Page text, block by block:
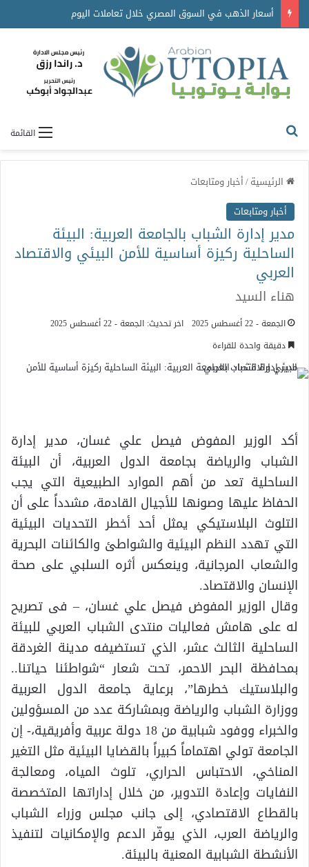
أسعار الذهب في السوق المصري خلال تعاملات اليوم
القائمة
الرئيسية/أخبار ومتابعات
أخبار ومتابعات
مدير إدارة الشباب بالجامعة العربية: البيئة
الساحلية ركيزة أساسية للأمن البيئي والاقتصاد
العربي
هناء السيد
الجمعة - 22 أغسطس 2025
اخر تحديث: الجمعة - 22 أغسطس 2025
دقيقة واحدة للقراءة
أكد الوزير المفوض فيصل علي غسان، مدير إدارة
الشباب والرياضة بجامعة الدول العربية، أن البيئة
الساحلية تعد من أهم الموارد الطبيعية التي يجب
الحفاظ عليها وصونها للأجيال القادمة، مشدداً على أن
التلوث البلاستيكي يمثل أحد أخطر التحديات البيئية
التي تهدد النظم البيئية والشواطئ والكائنات البحرية
والشعاب المرجانية، وينعكس أثره السلبي على صحة
الإنسان والاقتصاد.
وقال الوزير المفوض فيصل علي غسان، – فى تصريح
له على هامش فعاليات منتدى الشباب العربي للبيئة
الساحلية الثالث عشر، الذي تستضيفه مدينة الغردقة
بمحافظة البحر الاحمر، تحت شعار “شواطئنا حياتنا..
والبلاستيك خطرها”، برعاية جامعة الدول العربية
ووزارة الشباب والرياضة وبمشاركة عدد من المسؤولين
والخبراء ووفود شبابية من 18 دولة عربية وأفريقية،- إن
الجامعة تولي اهتماماً كبيراً بالقضايا البيئية مثل التغير
المناخي، الاحتباس الحراري، تلوث المياه، ومعالجة
النفايات وإعادة التدوير، من خلال إداراتها المتخصصة
بالقطاع الاقتصادي، إلى جانب مجلس وزراء الشباب
والرياضة العرب، الذي يوفّر الدعم والإمكانيات لتنفيذ
الأنشطة الشبابية المعنية بالبيئة.